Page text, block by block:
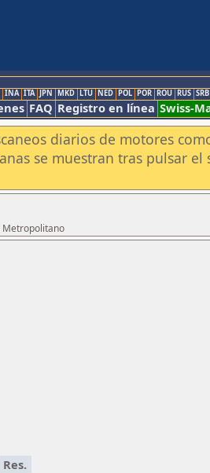
INA ITA JPN MKD LTU NED POL POR ROU RUS SRB
FAQ Registro en línea Swiss-
diarios de motores
se muestran tras pulsar
Metropolitano
Res.